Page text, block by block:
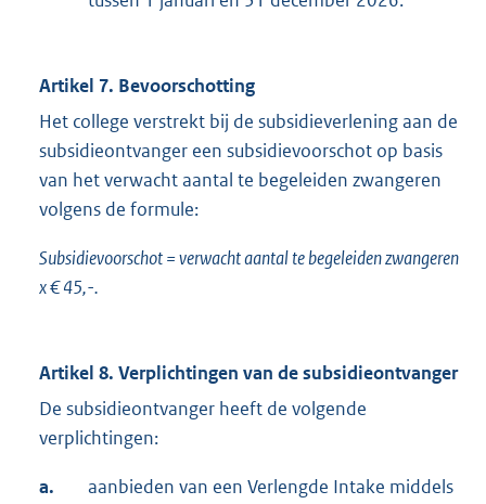
Artikel 7. Bevoorschotting
Het college verstrekt bij de subsidieverlening aan de
subsidieontvanger een subsidievoorschot op basis
van het verwacht aantal te begeleiden zwangeren
volgens de formule:
Subsidievoorschot = verwacht aantal te begeleiden zwangeren
x € 45,-.
Artikel 8. Verplichtingen van de subsidieontvanger
De subsidieontvanger heeft de volgende
verplichtingen:
a.
aanbieden van een Verlengde Intake middels